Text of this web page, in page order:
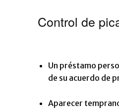
Control de
Un préstamo
de su acuerdo de
Aparecer